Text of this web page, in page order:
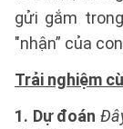
gửi gắm
"nhận” của
Trải nghiệm
1. Dự đoán